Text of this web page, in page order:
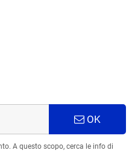
OK
A questo scopo, cerca le info di